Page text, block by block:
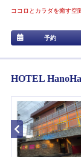
ココロとカラダを癒す空
予約
HOTEL